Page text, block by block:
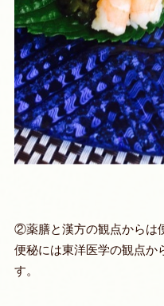
②薬膳と漢方の観点からは
便秘には東洋医学の観点か
す。